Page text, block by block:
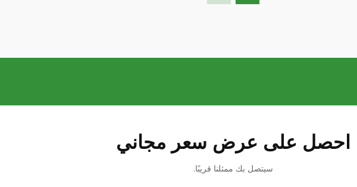
احصل على عرض سعر مجاني
سيتصل بك ممثلنا قريبًا.